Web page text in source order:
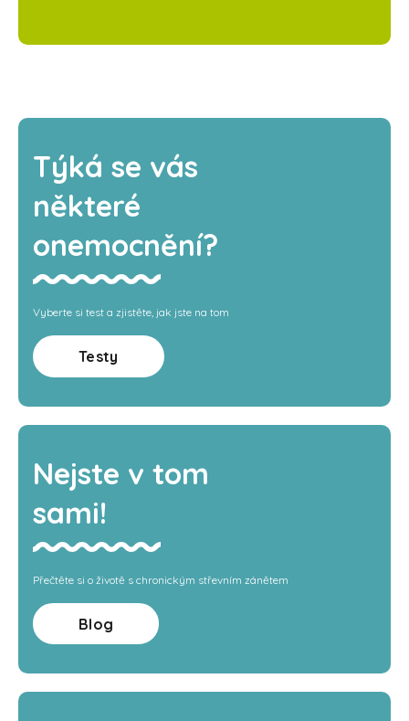
Týká se vás
některé
onemocnění?
Vyberte si test a zjistěte, jak jste na tom
Testy
Nejste v tom
sami!
Přečtěte si o životě s chronickým střevním zánětem
Blog